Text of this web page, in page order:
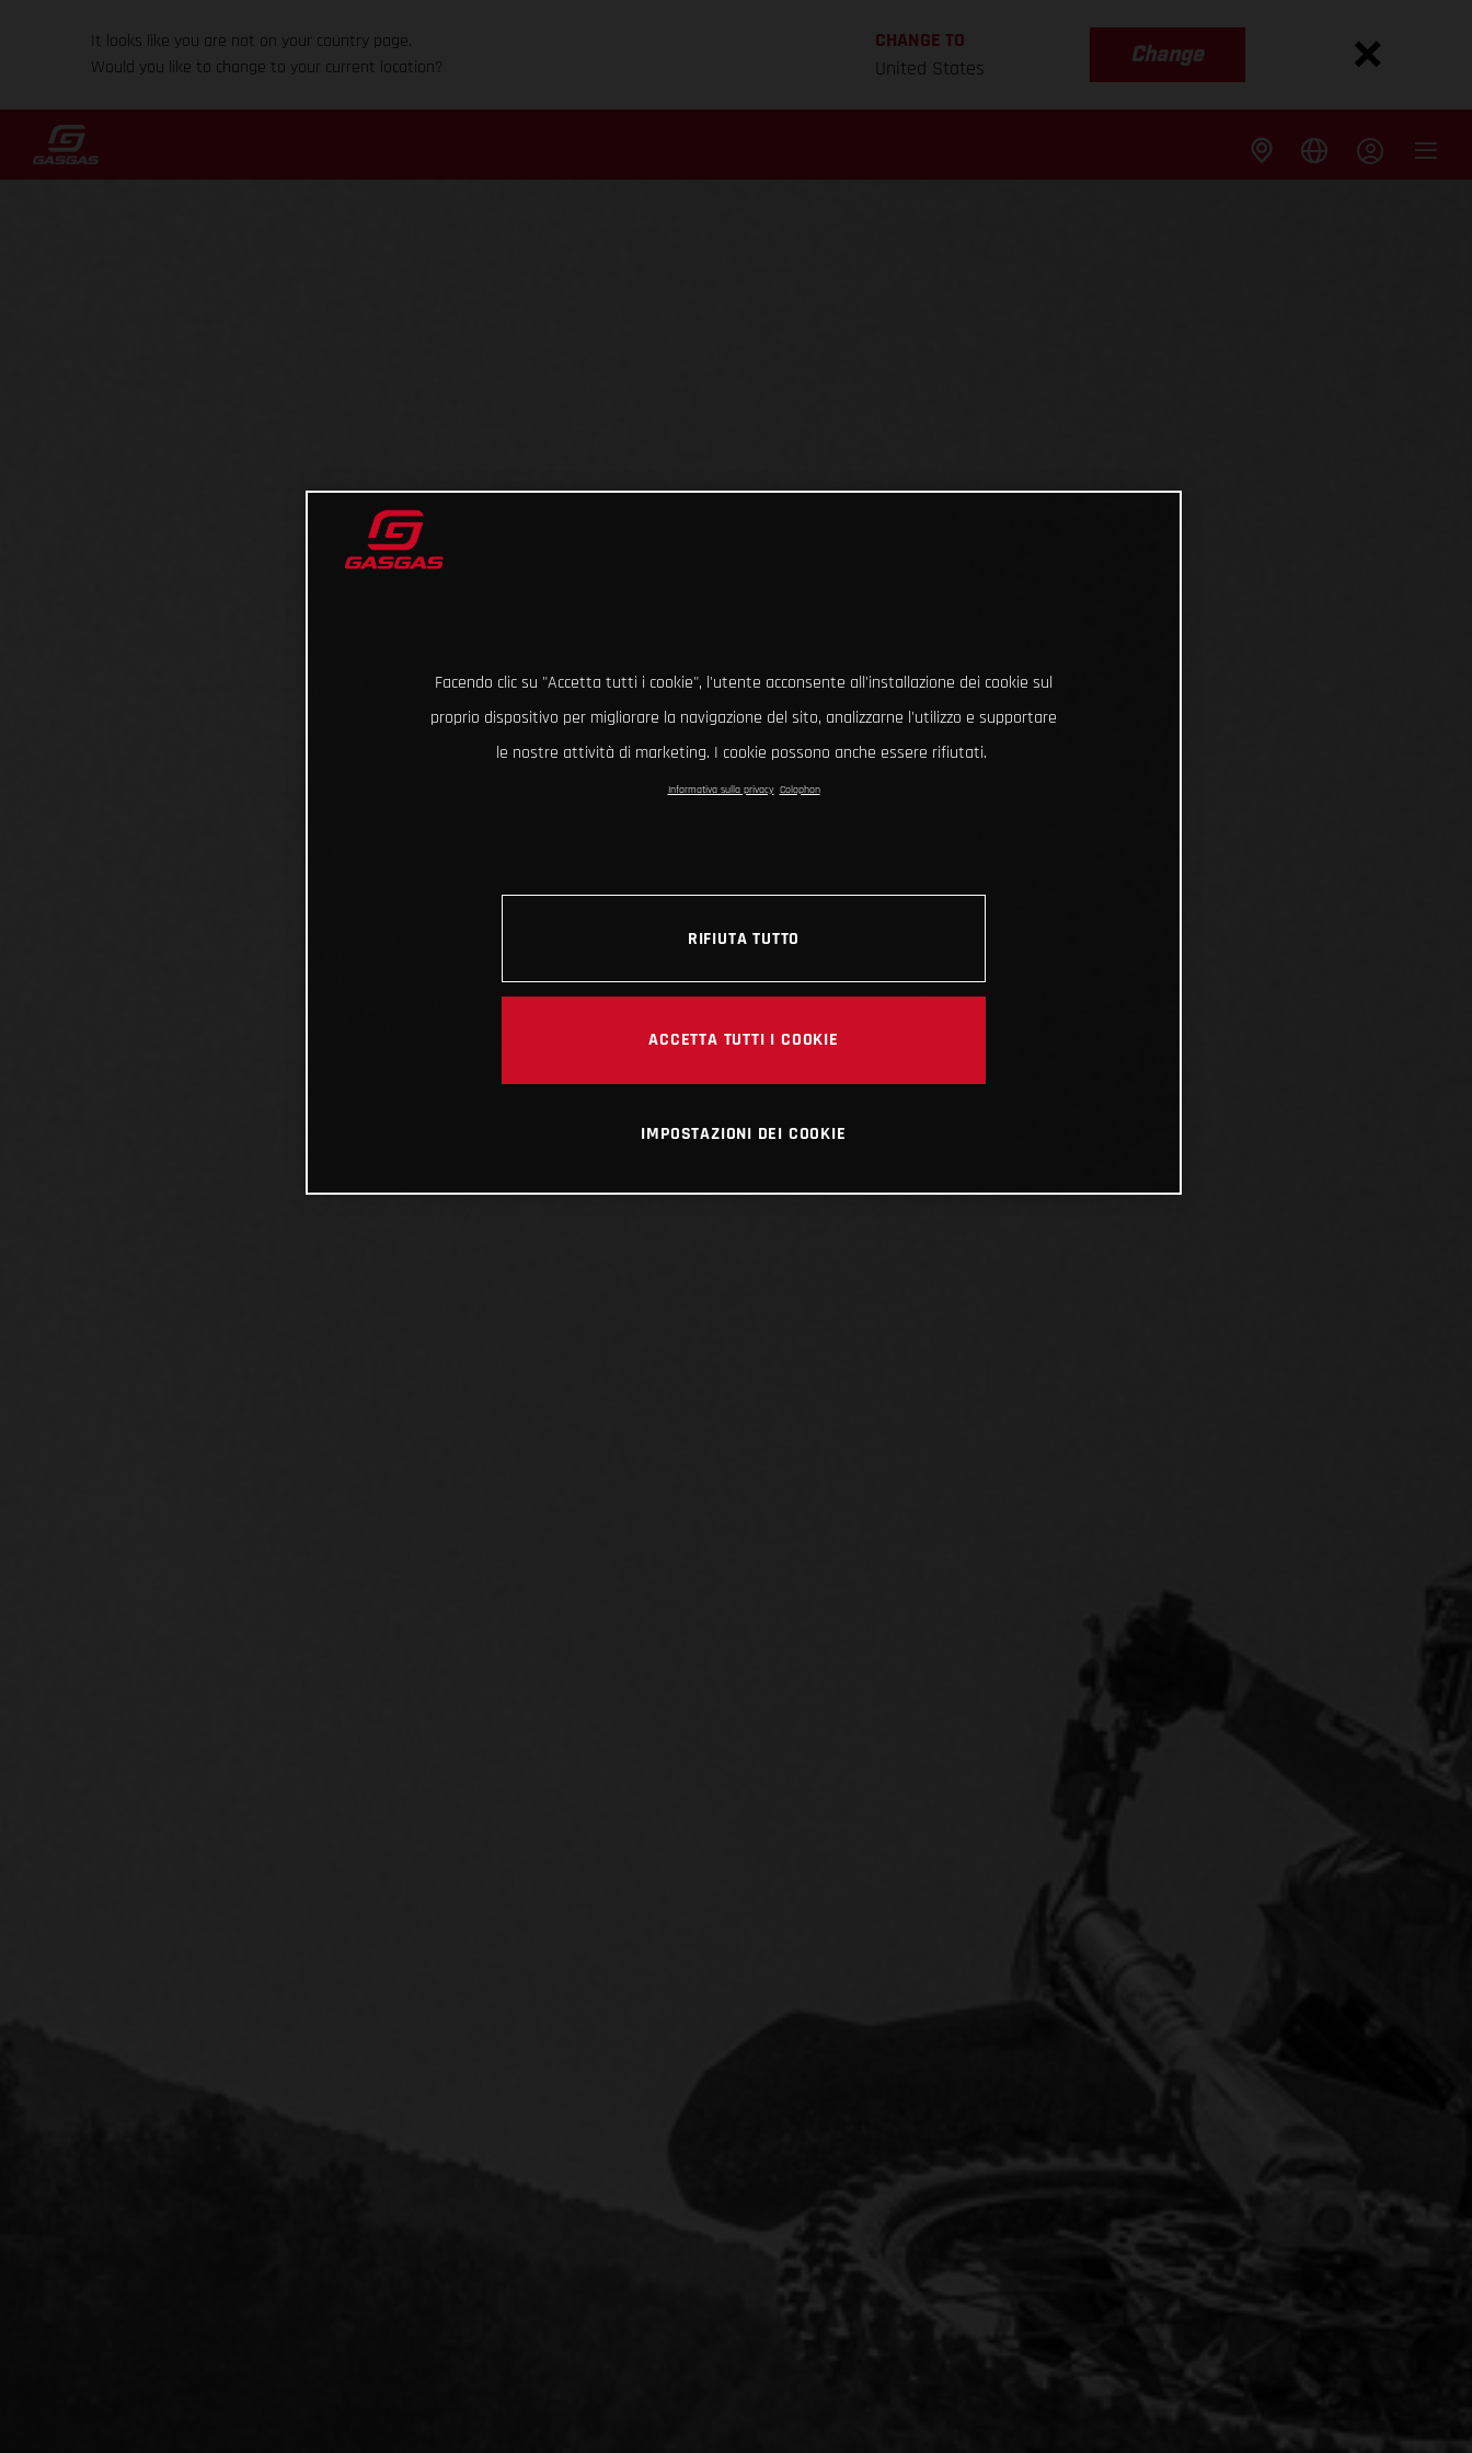
It looks like you are not on your country page.
Would you like to change to your current location?
CHANGE TO
United States
Change
Facendo clic su "Accetta tutti i cookie", l'utente acconsente all'installazione dei cookie sul
proprio dispositivo per migliorare la navigazione del sito, analizzarne l'utilizzo e supportare
le nostre attività di marketing. I cookie possono anche essere rifiutati.
Informativa sulla privacy Colophon
RIFIUTA TUTTO
ACCETTA TUTTI I COOKIE
IMPOSTAZIONI DEI COOKIE